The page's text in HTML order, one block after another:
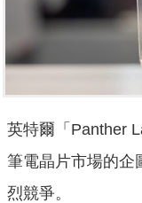
英特爾「Panther
筆電晶片市場的企
烈競爭。